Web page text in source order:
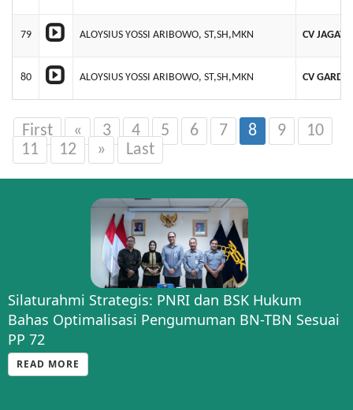
79 ALOYSIUS YOSSI ARIBOWO, ST,SH,MKN CV JAGAT
80 ALOYSIUS YOSSI ARIBOWO, ST,SH,MKN CV
First « 3 4 5 6 7 8 9
10
11
12 » Last
Silaturahmi Strategis: PNRI dan BSK Hukum
Bahas Optimalisasi Pengumuman BN-TBN Sesuai
PP 72
READ MORE